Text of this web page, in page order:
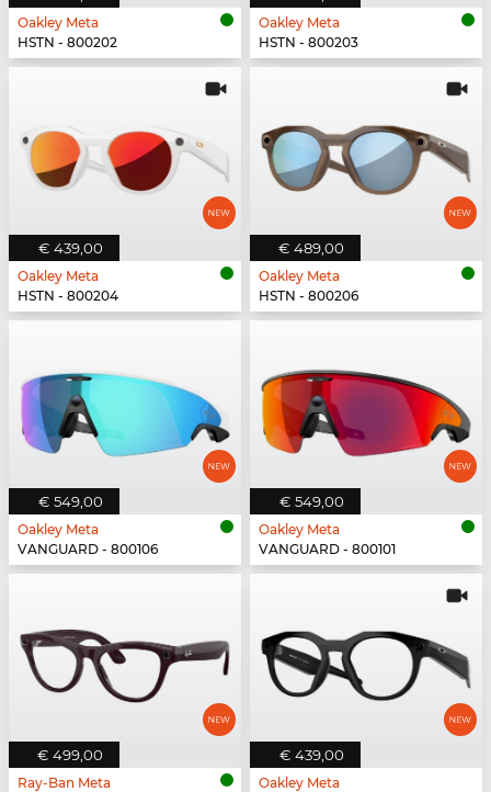
Oakley Meta
HSTN - 800202
Oakley Meta
HSTN - 800203
€ 439,00
Oakley Meta
HSTN - 800204
€ 489,00
Oakley Meta
HSTN - 800206
€ 549,00
Oakley Meta
VANGUARD - 800106
€ 549,00
Oakley Meta
VANGUARD - 800101
€ 499,00
Ray-Ban Meta
€ 439,00
Oakley Meta